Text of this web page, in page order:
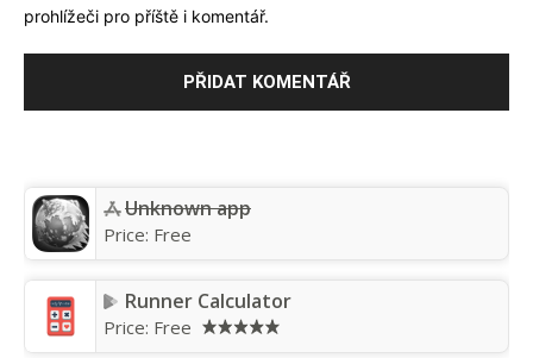
prohlížeči pro příště i komentář.
Unknown app
Price: Free
Runner Calculator
Price: Free